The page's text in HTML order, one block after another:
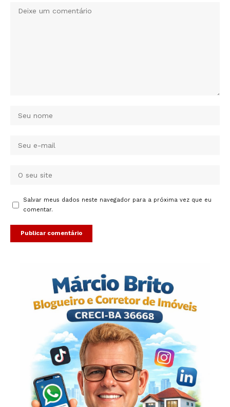
Salvar meus dados neste navegador para a próxima vez que eu
comentar.